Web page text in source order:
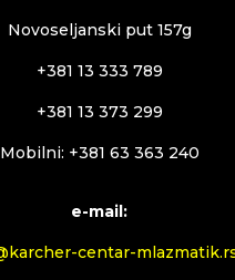
Novoseljanski put 157g
+381 13 333 789
+381 13 373 299
Mobilni: +381 63 363 240
e-mail:
centar-